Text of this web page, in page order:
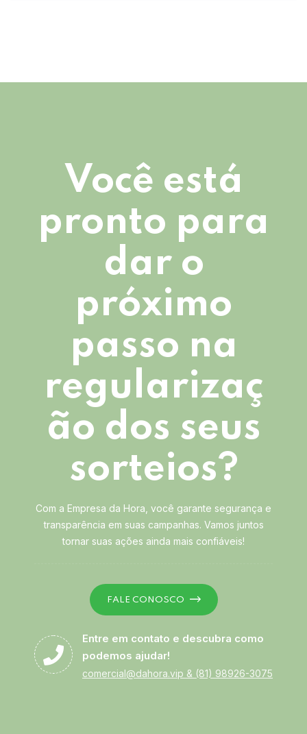
Você está
pronto para
dar o
próximo
passo na
regularizaç
ão dos seus
sorteios?
Com a Empresa da Hora, você garante segurança e
transparência em suas campanhas. Vamos juntos
tornar suas ações ainda mais confiáveis!
FALE CONOSCO
Entre em contato e descubra como
podemos ajudar!
comercial@dahora.vip & (81) 98926-3075